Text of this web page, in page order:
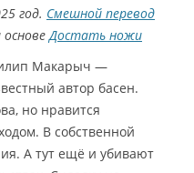
год. Смешной перевод
основеДостать ножи
Макарыч —
автор басен.
но нравится
В собственной
А тут ещё и убивают